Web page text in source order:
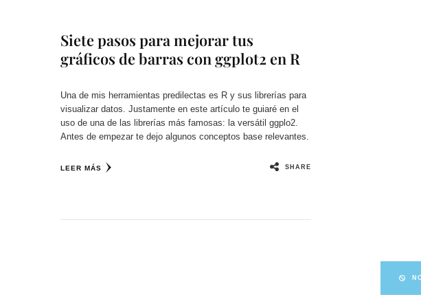
Siete pasos para mejorar tus
gráficos de barras con ggplot2 en R
Una de mis herramientas predilectas es R y sus librerías para
visualizar datos. Justamente en este artículo te guiaré en el
uso de una de las librerías más famosas: la versátil ggplo2.
Antes de empezar te dejo algunos conceptos base relevantes.
LEER MÁS SHARE